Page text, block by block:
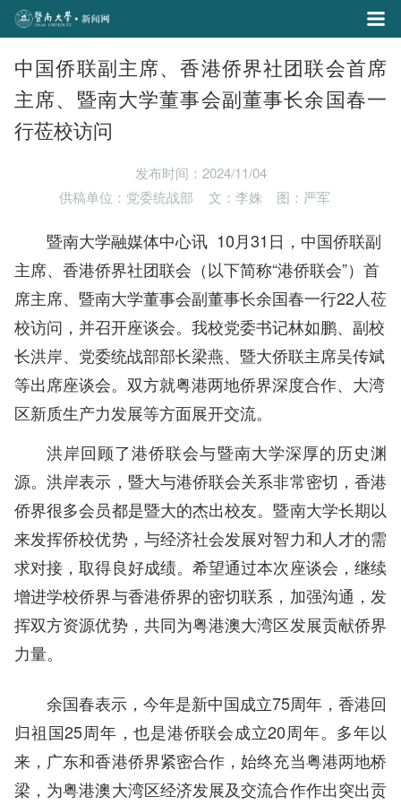
中国侨联副主席、香港侨界社团联会首席
主席、暨南大学董事会副董事长余国春一
行莅校访问
发布时间：2024/11/04
供稿单位：党委统战部
文：李姝 图：严军
暨南大学融媒体中心讯 10月31日，中国侨联副
主席、香港侨界社团联会（以下简称“港侨联会”）首
席主席、暨南大学董事会副董事长余国春一行22人莅
校访问，并召开座谈会。我校党委书记林如鹏、副校
长洪岸、党委统战部部长梁燕、暨大侨联主席吴传斌
等出席座谈会。双方就粤港两地侨界深度合作、大湾
区新质生产力发展等方面展开交流。
洪岸回顾了港侨联会与暨南大学深厚的历史渊
源。洪岸表示，暨大与港侨联会关系非常密切，香港
侨界很多会员都是暨大的杰出校友。暨南大学长期以
来发挥侨校优势，与经济社会发展对智力和人才的需
求对接，取得良好成绩。希望通过本次座谈会，继续
增进学校侨界与香港侨界的密切联系，加强沟通，发
挥双方资源优势，共同为粤港澳大湾区发展贡献侨界
力量。
余国春表示，今年是新中国成立75周年，香港回
归祖国25周年，也是港侨联会成立20周年。多年以
来，广东和香港侨界紧密合作，始终充当粤港两地桥
梁，为粤港澳大湾区经济发展及交流合作作出突出贡